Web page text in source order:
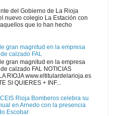
del Gobierno de La Rioja
nuevo colegio La Estación con
que lo han hecho
gran magnitud en la empresa
calzado FAL
gran magnitud en la empresa
calzado FAL NOTICIAS
RIOJA www.eltitulardelarioja.es
SI QUIERES + INF...
Rioja Bomberos celebra su
en Arnedo con la presencia
Escobar